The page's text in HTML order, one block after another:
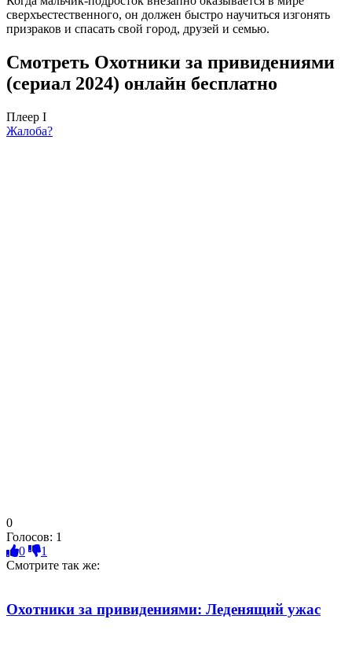
сверхъестественного, он должен быстро научиться изгонять
призраков и спасать свой город, друзей и семью.
Смотреть Охотники за привидениями
(сериал 2024) онлайн бесплатно
Плеер I
Жалоба?
0
Голосов: 1
0
1
Смотрите так же:
Охотники за привидениями: Леденящий ужас